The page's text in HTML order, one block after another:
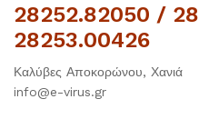
28252.82050 /
28253.00426
Καλύβες Αποκορώνου, Χανιά
info@e-virus.gr